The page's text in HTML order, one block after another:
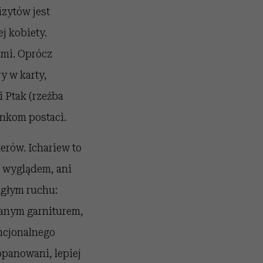
jest
kobiety.
Oprócz
w karty,
(rzeźba
postaci.
Ichariew to
ani
ruchu:
garniturem,
lepiej